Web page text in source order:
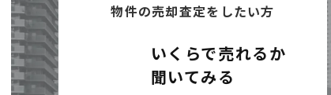
物件の売却査定をしたい方
いくらで売れるか
聞いてみる